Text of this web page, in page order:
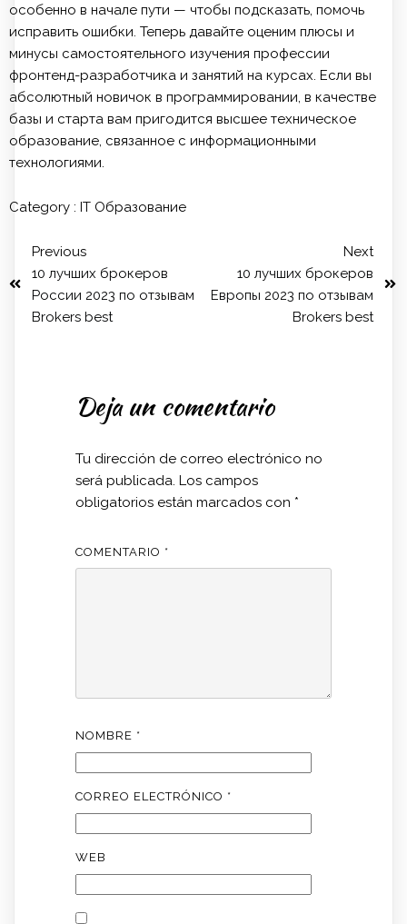
особенно в начале пути — чтобы подсказать, помочь
исправить ошибки. Теперь давайте оценим плюсы и
минусы самостоятельного изучения профессии
фронтенд-разработчика и занятий на курсах. Если вы
абсолютный новичок в программировании, в качестве
базы и старта вам пригодится высшее техническое
образование, связанное с информационными
технологиями.
Category : IT Образование
Previous
10 лучших брокеров
России 2023 по отзывам
Brokers best
Next
10 лучших брокеров
Европы 2023 по отзывам
Brokers best
Deja un comentario
Tu dirección de correo electrónico no
será publicada. Los campos
obligatorios están marcados con *
COMENTARIO *
NOMBRE *
CORREO ELECTRÓNICO *
WEB